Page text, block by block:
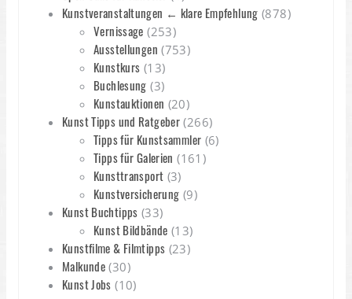
Kunstveranstaltungen ← klare Empfehlung (878)
Vernissage (253)
Ausstellungen (753)
Kunstkurs (13)
Buchlesung (3)
Kunstauktionen (20)
Kunst Tipps und Ratgeber (266)
Tipps für Kunstsammler (6)
Tipps für Galerien (161)
Kunsttransport (3)
Kunstversicherung (9)
Kunst Buchtipps (33)
Kunst Bildbände (13)
Kunstfilme & Filmtipps (23)
Malkunde (30)
Kunst Jobs (10)